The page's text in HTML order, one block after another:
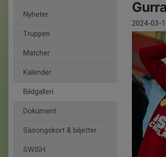
Nyheter
Truppen
Matcher
Kalender
Bildgalleri
Dokument
Säsongskort & biljetter
SWISH
2024-03-